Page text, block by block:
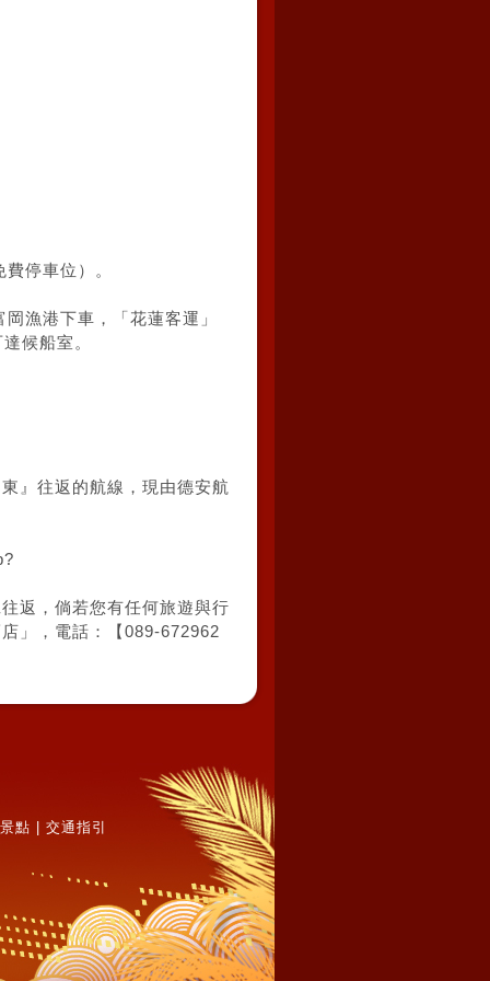
停車位）。
漁港下車，「 花蓮客運」
候船室。
』往返的航線，現由德安航
返，倘若您有任何旅遊與行
」，電話：【089-672962
點 交通指引